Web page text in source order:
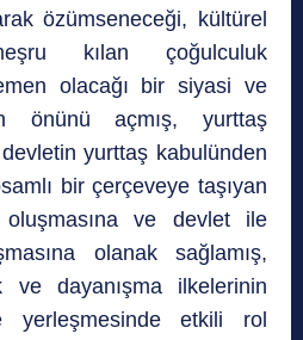
özümseneceği, kültürel
kılan çoğulculuk
olacağı bir siyasi ve
önünü açmış, yurttaş
devletin yurttaş kabulünden
bir çerçeveye taşıyan
ve devlet ile
olanak sağlamış,
ve dayanışma ilkelerinin
yer­leşmesinde etkili rol